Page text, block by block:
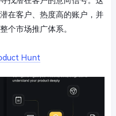
在客户、热度高的账户，并
个市场推广体系。
Hunt